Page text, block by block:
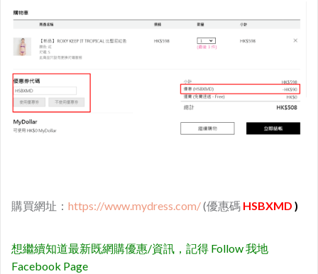
購買網址： https://www.mydress.com/(優惠碼 HSBXMD )
想繼續知道最新既網購優惠/資訊，記得 Follow 我地
Facebook Page